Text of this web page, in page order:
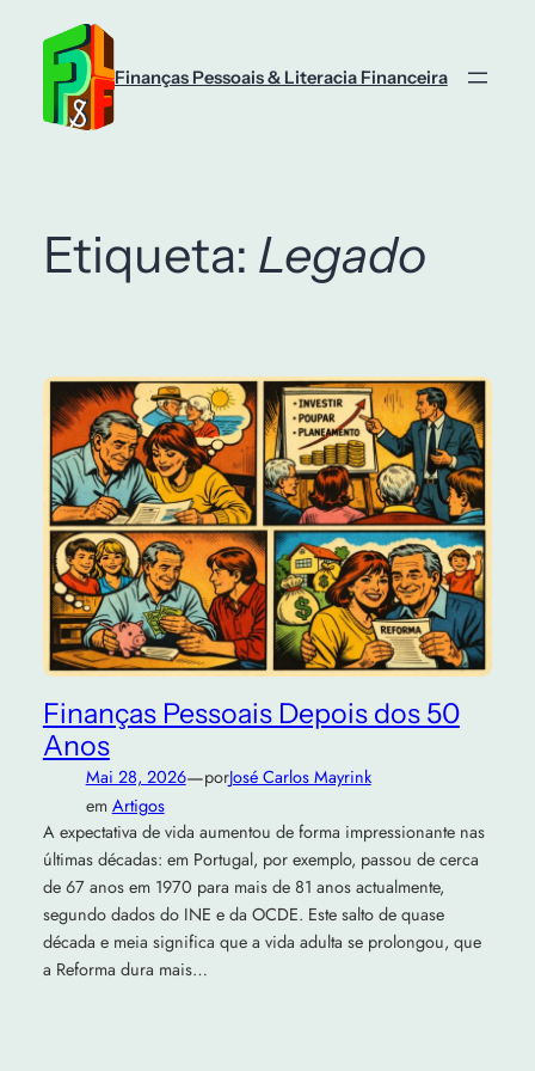
conteúdo
Finanças Pessoais & Literacia Financeira
Etiqueta: Legado
Finanças Pessoais Depois dos 50
Anos
Mai 28, 2026—porJosé Carlos Mayrink
em Artigos
A expectativa de vida aumentou de forma impressionante nas
últimas décadas: em Portugal, por exemplo, passou de cerca
de 67 anos em 1970 para mais de 81 anos actualmente,
segundo dados do INE e da OCDE. Este salto de quase
década e meia significa que a vida adulta se prolongou, que
a Reforma dura mais…